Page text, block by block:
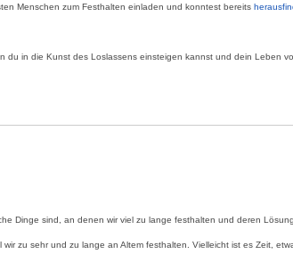
Menschen zum Festhalten einladen und konntest bereits
in die Kunst des Loslassens einsteigen kannst und dein Leben
Dinge sind, an denen wir viel zu lange festhalten und deren
zu sehr und zu lange an Altem festhalten. Vielleicht ist es Zeit,